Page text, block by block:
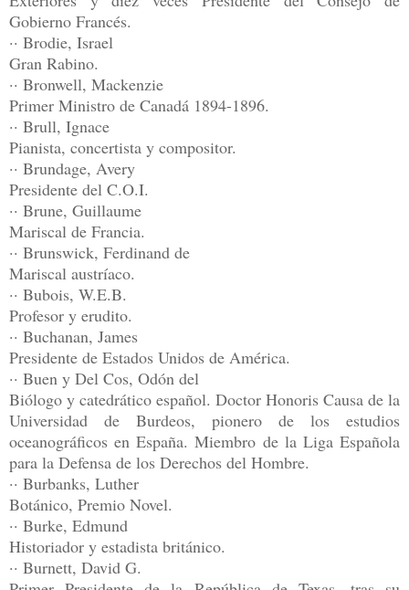
Gobierno Francés.
·· Brodie, Israel
Gran Rabino.
·· Bronwell, Mackenzie
Primer Ministro de Canadá 1894-1896.
·· Brull, Ignace
Pianista, concertista y compositor.
·· Brundage, Avery
Presidente del C.O.I.
·· Brune, Guillaume
Mariscal de Francia.
·· Brunswick, Ferdinand de
Mariscal austríaco.
·· Bubois, W.E.B.
Profesor y erudito.
·· Buchanan, James
Presidente de Estados Unidos de América.
·· Buen y Del Cos, Odón del
Biólogo y catedrático español. Doctor Honoris Causa de la
Universidad de Burdeos, pionero de los estudios
oceanográficos en España. Miembro de la Liga Española
para la Defensa de los Derechos del Hombre.
·· Burbanks, Luther
Botánico, Premio Novel.
·· Burke, Edmund
Historiador y estadista británico.
·· Burnett, David G.